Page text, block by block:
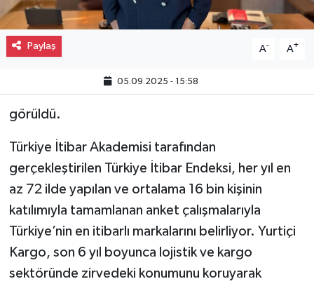
Paylaş A- A+
05.09.2025 - 15:58
görüldü.
Türkiye İtibar Akademisi tarafından
gerçekleştirilen Türkiye İtibar Endeksi, her yıl en
az 72 ilde yapılan ve ortalama 16 bin kişinin
katılımıyla tamamlanan anket çalışmalarıyla
Türkiye’nin en itibarlı markalarını belirliyor. Yurtiçi
Kargo, son 6 yıl boyunca lojistik ve kargo
sektöründe zirvedeki konumunu koruyarak